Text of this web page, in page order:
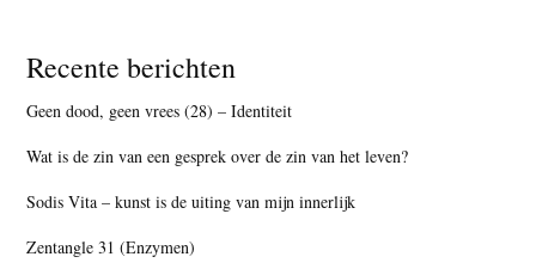
Recente berichten
Geen dood, geen vrees (28) – Identiteit
Wat is de zin van een gesprek over de zin van het leven?
Sodis Vita – kunst is de uiting van mijn innerlijk
Zentangle 31 (Enzymen)